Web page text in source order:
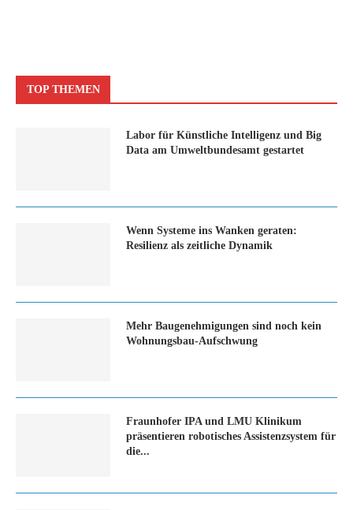
TOP THEMEN
Labor für Künstliche Intelligenz und Big
Data am Umweltbundesamt gestartet
Wenn Systeme ins Wanken geraten:
Resilienz als zeitliche Dynamik
Mehr Baugenehmigungen sind noch kein
Wohnungsbau-Aufschwung
Fraunhofer IPA und LMU Klinikum
präsentieren robotisches Assistenzsystem für
die...